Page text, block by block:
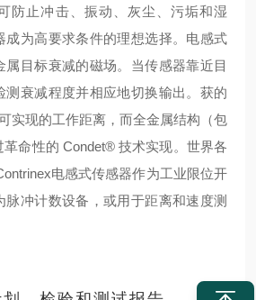
防止冲击、振动、灰尘、污垢和湿
成为高要求条件的理想选择。电感式
属目标衰减的磁场。当传感器靠近目
测衰减程度并相应地切换输出。获的
实现的工作距离，而全金属结构（包
命性的 Condet® 技术实现。世界各
电感式传感器作为工业限位开
脉冲计数设备，或用于距离和速度测